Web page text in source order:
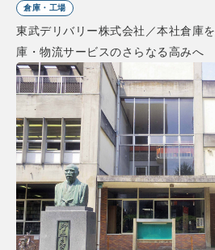
倉庫・工場
東武デリバリー株式会社／本社倉庫
庫・物流サービスのさらなる高みへ